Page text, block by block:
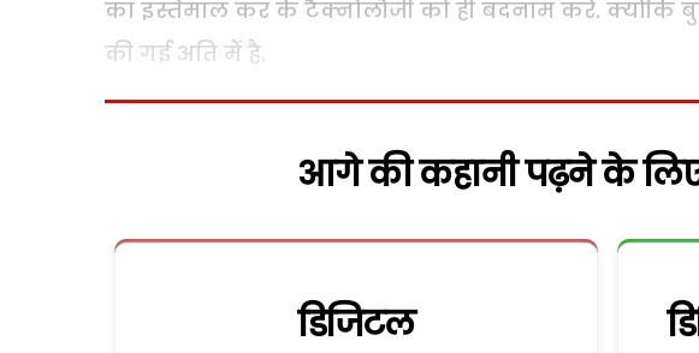
का इस्तेमाल कर के टैक्नोलौजी को ही बदनाम करे. क्योंकि
की गई अति में है.
आगे की कहानी पढ़ने के
डिजिटल